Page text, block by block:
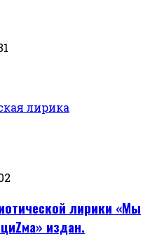
лирика
лирики «Мы
издан.